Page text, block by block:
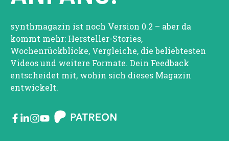
synthmagazin ist noch Version 0.2 – aber da
kommt mehr: Hersteller-Stories,
Wochenrückblicke, Vergleiche, die beliebtesten
Videos und weitere Formate. Dein Feedback
entscheidet mit, wohin sich dieses Magazin
entwickelt.